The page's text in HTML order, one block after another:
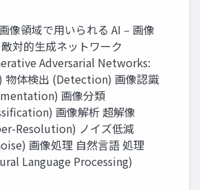
像領域で⽤いられる AI ‒ 画像
対的⽣成ネットワーク
Adversarial Networks:
物体検出 (Detection) 画像認識
画像分類
画像解析 超解像
Resolution) ノイズ低減
画像処理 ⾃然⾔語 処理
Language Processing)